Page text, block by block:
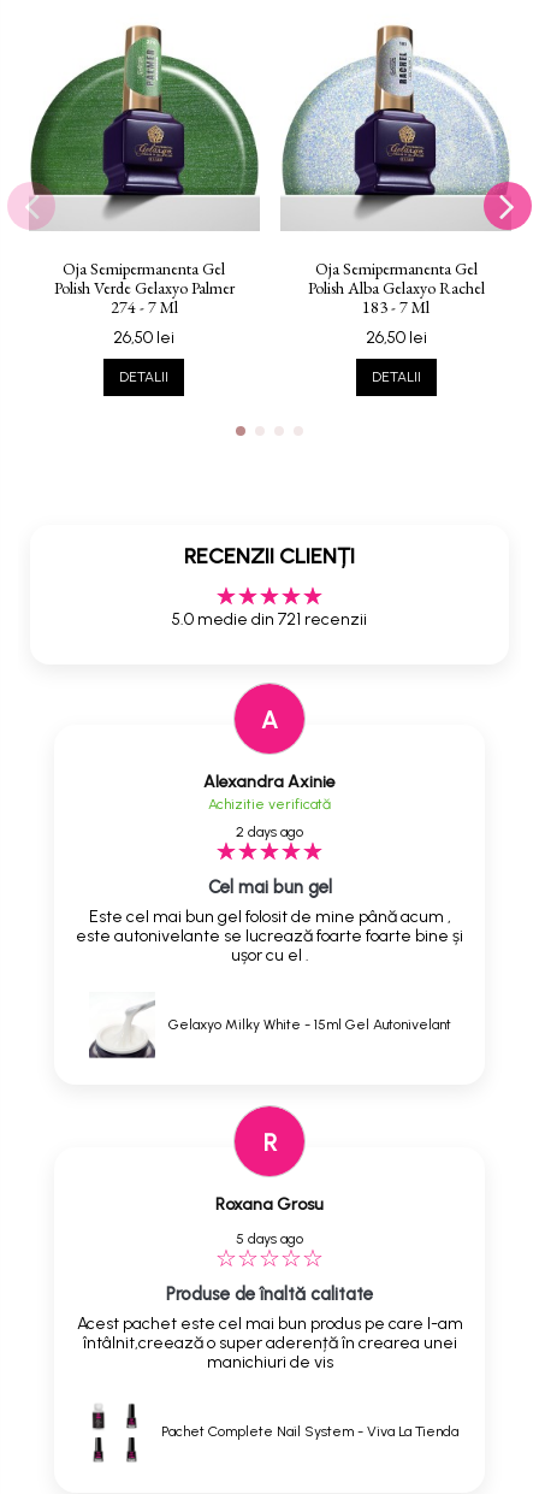
Oja Semipermanenta Gel
Polish Verde Gelaxyo Palmer
274 - 7 Ml
26,50 lei
DETALII
Oja Semipermanenta Gel
Polish Alba Gelaxyo Rachel
183 - 7 Ml
26,50 lei
DETALII
RECENZII CLIENȚI
5.0 medie din 721 recenzii
A
Alexandra Axinie
Achizitie verificată
2 days ago
Cel mai bun gel
Este cel mai bun gel folosit de mine până acum ,
este autonivelante se lucrează foarte foarte bine și
ușor cu el .
Gelaxyo Milky White - 15ml Gel Autonivelant
R
Roxana Grosu
5 days ago
Produse de înaltă calitate
Acest pachet este cel mai bun produs pe care l-am
întâlnit,creează o super aderență în crearea unei
manichiuri de vis
Pachet Complete Nail System - Viva La Tienda